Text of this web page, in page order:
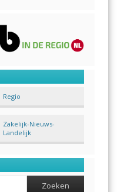
Regio
Zakelijk-Nieuws-
Landelijk